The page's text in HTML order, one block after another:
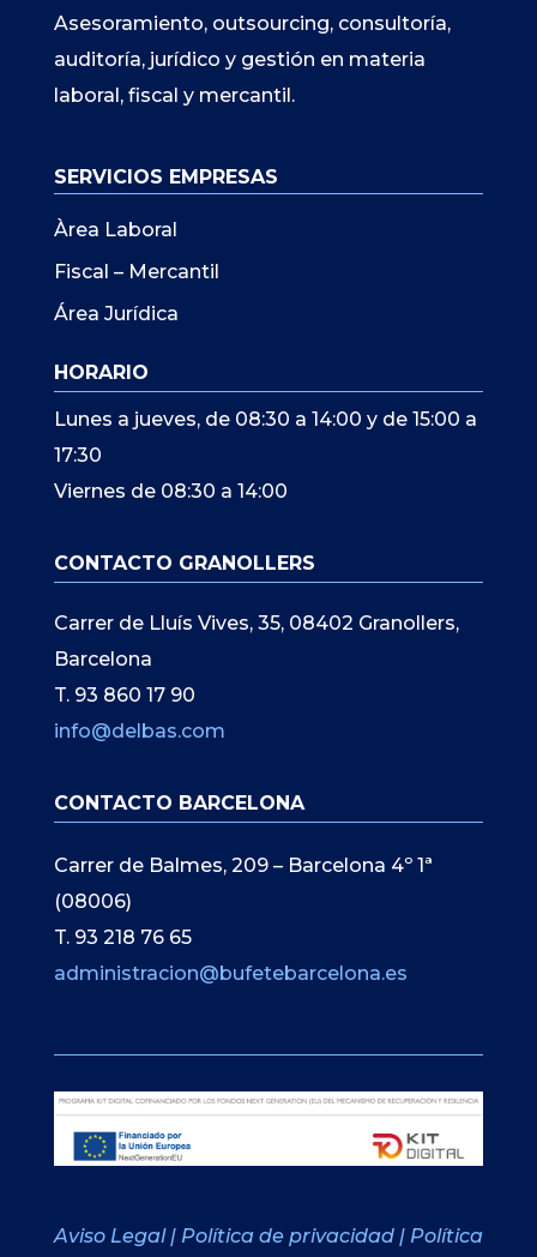
Asesoramiento, outsourcing, consultoría,
auditoría, jurídico y gestión en materia
laboral, fiscal y mercantil.
SERVICIOS EMPRESAS
Àrea Laboral
Fiscal – Mercantil
Área Jurídica
HORARIO
Lunes a jueves, de 08:30 a 14:00 y de 15:00 a
17:30
Viernes de 08:30 a 14:00
CONTACTO GRANOLLERS
Carrer de Lluís Vives, 35, 08402 Granollers,
Barcelona
T. 93 860 17 90
info@delbas.com
CONTACTO BARCELONA
Carrer de Balmes, 209 – Barcelona 4º 1ª
(08006)
T. 93 218 76 65
administracion@bufetebarcelona.es
Aviso Legal | Política de privacidad | Política